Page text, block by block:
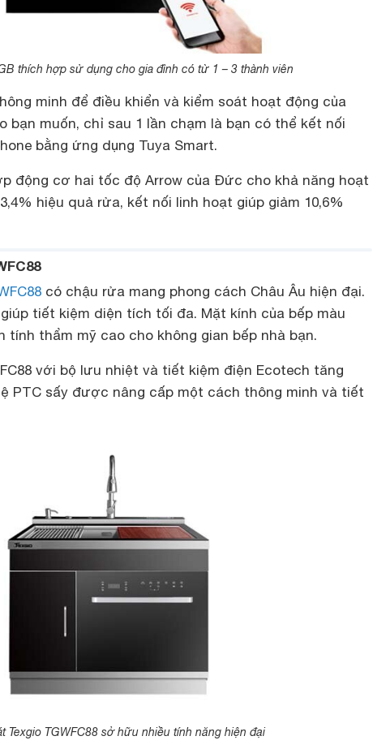
thích hợp sử dụng cho gia đình có từ 1 – 3 thành viên
minh để điều khiển và kiểm soát hoạt động của
bạn muốn, chỉ sau 1 lần chạm là bạn có thể kết nối
bằng ứng dụng Tuya Smart.
động cơ hai tốc độ Arrow của Đức cho khả năng hoạt
hiệu quả rửa, kết nối linh hoạt giúp giảm 10,6%
có chậu rửa mang phong cách Châu Âu hiện đại.
tiết kiệm diện tích tối đa. Mặt kính của bếp màu
tính thẩm mỹ cao cho không gian bếp nhà bạn.
với bộ lưu nhiệt và tiết kiệm điện Ecotech tăng
PTC sấy được nâng cấp một cách thông minh và tiết
Texgio TGWFC88 sở hữu nhiều tính năng hiện đại